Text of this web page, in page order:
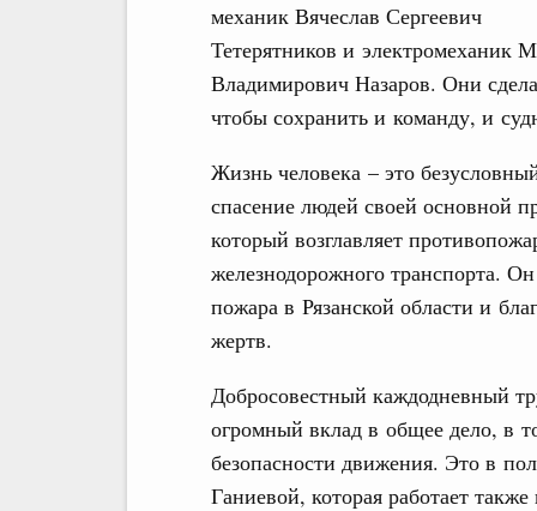
механик Вячеслав Сергеевич
Тетерятников и электромеханик
Владимирович Назаров. Они
чтобы сохранить и команду, и
Жизнь человека – это
спасение людей своей основной
который возглавляет
железнодорожного транспорта.
пожара в Рязанской области и
жертв.
Добросовестный каждодневный
огромный вклад в общее дело, в
безопасности движения. Это в
Ганиевой, которая работает